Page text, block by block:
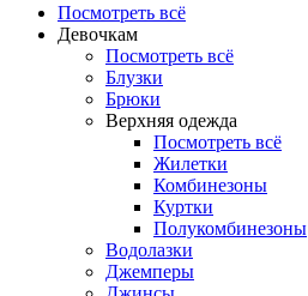
Посмотреть всё
Девочкам
Посмотреть всё
Блузки
Брюки
Верхняя одежда
Посмотреть всё
Жилетки
Комбинезоны
Куртки
Полукомбинезоны
Водолазки
Джемперы